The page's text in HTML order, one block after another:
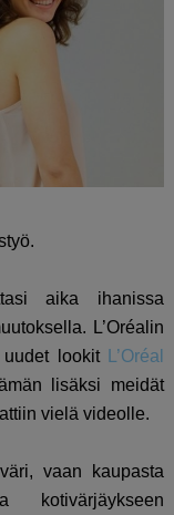
aika ihanissa
L’Oréalin
uudet lookit
L’Oréal
lisäksi meidät
vielä videolle.
vaan kaupasta
kotivärjäykseen